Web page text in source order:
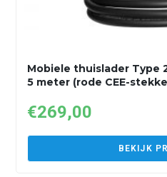
Mobiele thuislader Type 2
5 meter (rode CEE-
€269,00
BEKIJK